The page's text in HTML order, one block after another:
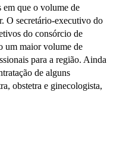
em que o volume de
O secretário-executivo do
do consórcio de
um maior volume de
para a região. Ainda
de alguns
obstetra e ginecologista,